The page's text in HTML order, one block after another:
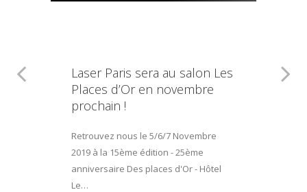
Laser Paris sera au salon Les
Places d’Or en novembre
prochain !
Retrouvez nous le 5/6/7 Novembre
2019 à la 15ème édition - 25ème
anniversaire Des places d'Or - Hôtel
Le…